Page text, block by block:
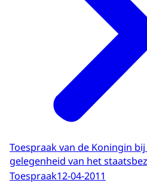
Toespraak van de Koningin
gelegenheid van het
Toespraak12-04-2011